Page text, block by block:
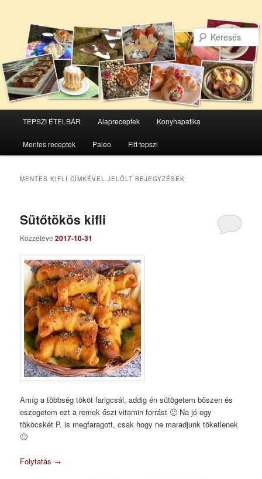
Tovább
az
Tovább
a
TEPSZI ÉTELBÁR Alapreceptek Konyhapatika
Mentes receptek Paleo Fitt tepszi
MENTES KIFLI CÍMKÉVEL JELÖLT BEJEGYZÉSEK
Sütőtökös kifli
Közzétéve2017-10-31
Amíg a többség tököt farigcsál, addig én sütögetem bőszen és
eszegetem ezt a remek őszi vitamin forrást 🙂 Na jó egy
tököcskét P. is megfaragott, csak hogy ne maradjunk töketlenek
🙂
Folytatás →